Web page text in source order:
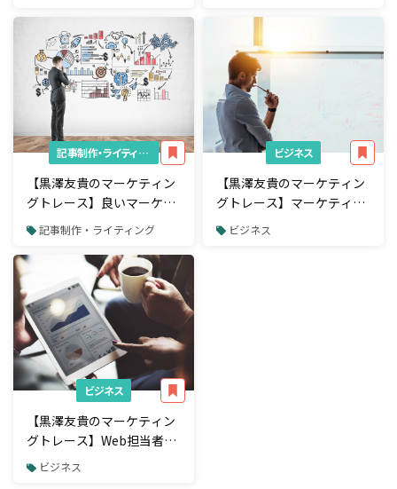
記事制作・ライティング
【黒澤友貴のマーケティン
グトレース】良いマーケテ
ィング分析5つの視点-自己
満足な分析に陥らないため
のポイント-
記事制作・ライティング
ビジネス
【黒澤友貴のマーケティン
グトレース】マーケティン
グ思考力を鍛えるためのト
レーニングとは？
ビジネス
ビジネス
【黒澤友貴のマーケティン
グトレース】Web担当者が
もつべきマーケティング思
ビジネス